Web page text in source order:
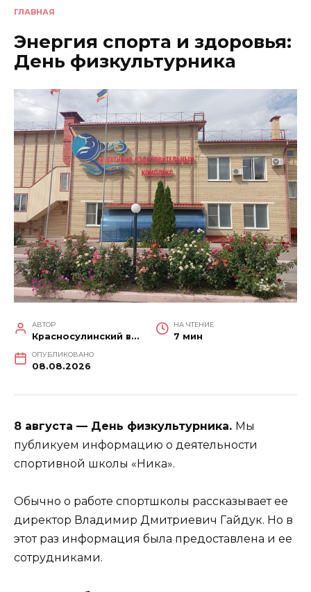
ГЛАВНАЯ
Энергия спорта и здоровья:
День физкультурника
АВТОР
Красносулинский вестник
НА ЧТЕНИЕ
7 мин
ОПУБЛИКОВАНО
08.08.2026
8 августа — День физкультурника. Мы
публикуем информацию о деятельности
спортивной школы «Ника».
Обычно о работе спортшколы рассказывает ее
директор Владимир Дмитриевич Гайдук. Но в
этот раз информация была предоставлена и ее
сотрудниками.